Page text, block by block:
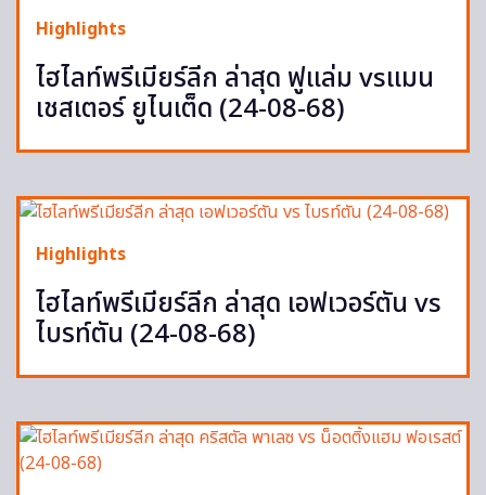
Highlights
ไฮไลท์พรีเมียร์ลีก ล่าสุด ฟูแล่ม vsแมน
เชสเตอร์ ยูไนเต็ด (24-08-68)
Highlights
ไฮไลท์พรีเมียร์ลีก ล่าสุด เอฟเวอร์ตัน vs
ไบรท์ตัน (24-08-68)